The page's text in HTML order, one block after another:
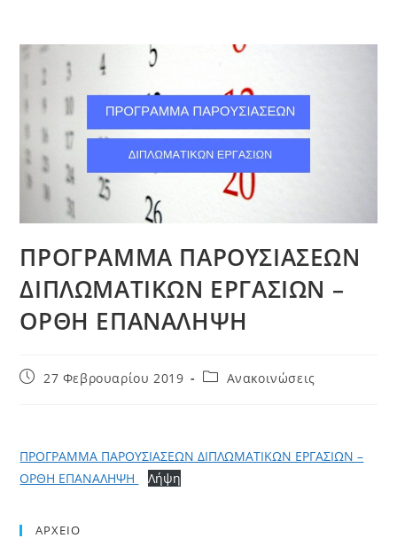
ΠΡΟΓΡΑΜΜΑ ΠΑΡΟΥΣΙΑΣΕΩΝ
ΔΙΠΛΩΜΑΤΙΚΩΝ ΕΡΓΑΣΙΩΝ –
ΟΡΘΗ ΕΠΑΝΑΛΗΨΗ
Post27 Φεβρουαρίου 2019
PostΑνακοινώσεις
ΠΡΟΓΡΑΜΜΑ ΠΑΡΟΥΣΙΑΣΕΩΝ ΔΙΠΛΩΜΑΤΙΚΩΝ ΕΡΓΑΣΙΩΝ –
ΟΡΘΗ ΕΠΑΝΑΛΗΨΗ
Λήψη
ΑΡΧΕΙΟ